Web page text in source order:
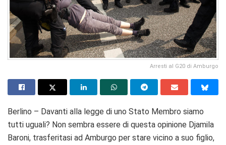
Arresti al G20 di Amburgo
Berlino – Davanti alla legge di uno Stato Membro siamo
tutti uguali? Non sembra essere di questa opinione Djamila
Baroni, trasferitasi ad Amburgo per stare vicino a suo figlio,